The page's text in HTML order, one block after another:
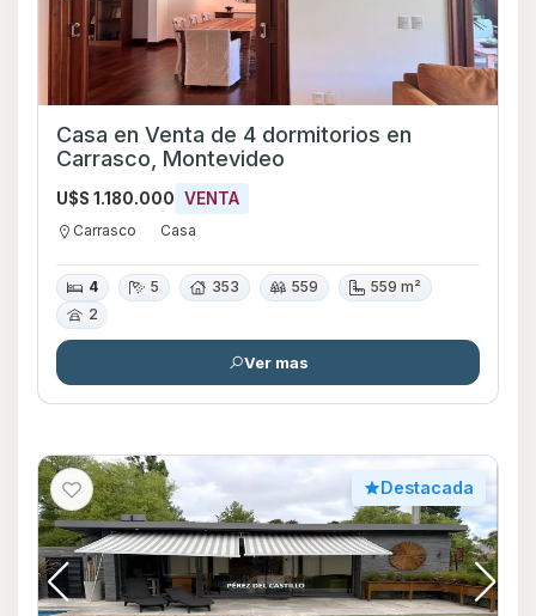
Casa en Venta de 4 dormitorios en
Carrasco, Montevideo
U$S 1.180.000 VENTA
Carrasco Casa
4 5 353 559
559 m²
2
Ver mas
Destacada